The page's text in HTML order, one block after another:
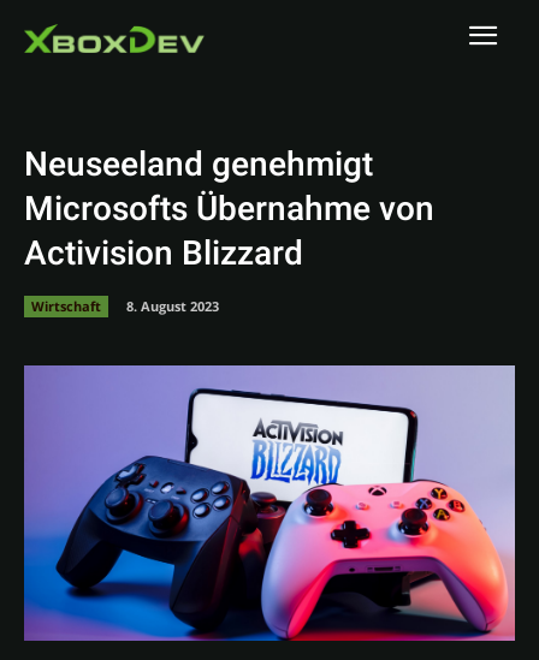
Neuseeland genehmigt
Microsofts Übernahme von
Activision Blizzard
Wirtschaft 8. August 2023